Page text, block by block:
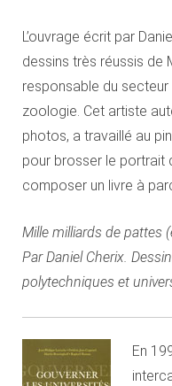
L’ouvrage écrit par
dessins très réussis de
responsable du
zoologie. Cet artiste
photos, a travaillé au
pour brosser le portrait
composer un livre à
Mille milliards de pattes
Par Daniel Cherix.
polytechniques et
En